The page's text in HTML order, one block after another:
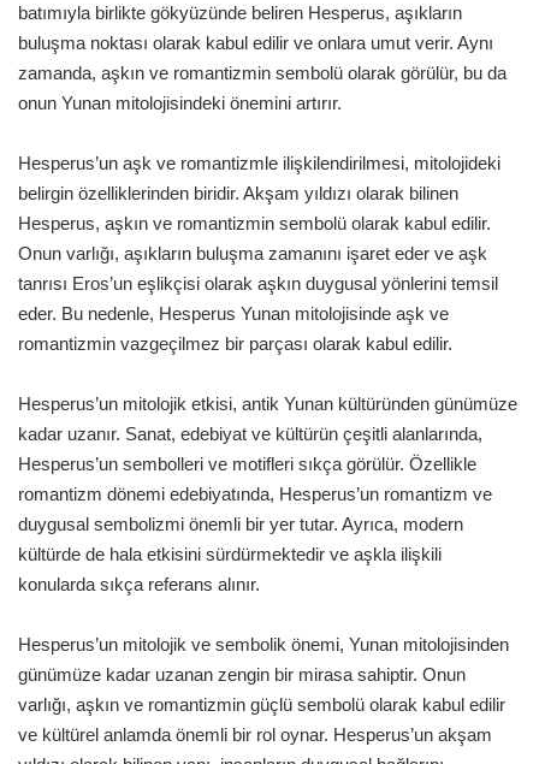
batımıyla birlikte gökyüzünde beliren Hesperus, aşıkların
buluşma noktası olarak kabul edilir ve onlara umut verir. Aynı
zamanda, aşkın ve romantizmin sembolü olarak görülür, bu da
onun Yunan mitolojisindeki önemini artırır.
Hesperus’un aşk ve romantizmle ilişkilendirilmesi, mitolojideki
belirgin özelliklerinden biridir. Akşam yıldızı olarak bilinen
Hesperus, aşkın ve romantizmin sembolü olarak kabul edilir.
Onun varlığı, aşıkların buluşma zamanını işaret eder ve aşk
tanrısı Eros’un eşlikçisi olarak aşkın duygusal yönlerini temsil
eder. Bu nedenle, Hesperus Yunan mitolojisinde aşk ve
romantizmin vazgeçilmez bir parçası olarak kabul edilir.
Hesperus’un mitolojik etkisi, antik Yunan kültüründen günümüze
kadar uzanır. Sanat, edebiyat ve kültürün çeşitli alanlarında,
Hesperus’un sembolleri ve motifleri sıkça görülür. Özellikle
romantizm dönemi edebiyatında, Hesperus’un romantizm ve
duygusal sembolizmi önemli bir yer tutar. Ayrıca, modern
kültürde de hala etkisini sürdürmektedir ve aşkla ilişkili
konularda sıkça referans alınır.
Hesperus’un mitolojik ve sembolik önemi, Yunan mitolojisinden
günümüze kadar uzanan zengin bir mirasa sahiptir. Onun
varlığı, aşkın ve romantizmin güçlü sembolü olarak kabul edilir
ve kültürel anlamda önemli bir rol oynar. Hesperus’un akşam